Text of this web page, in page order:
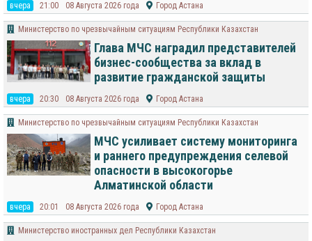
вчера 21:00 08 Августа 2026 года Город Астана
Министерство по чрезвычайным ситуациям Республики Казахстан
Глава МЧС наградил представителей
бизнес-сообщества за вклад в
развитие гражданской защиты
вчера 20:30 08 Августа 2026 года Город Астана
Министерство по чрезвычайным ситуациям Республики Казахстан
МЧС усиливает систему мониторинга
и раннего предупреждения селевой
опасности в высокогорье
Алматинской области
вчера 20:01 08 Августа 2026 года Город Астана
Министерство иностранных дел Республики Казахстан